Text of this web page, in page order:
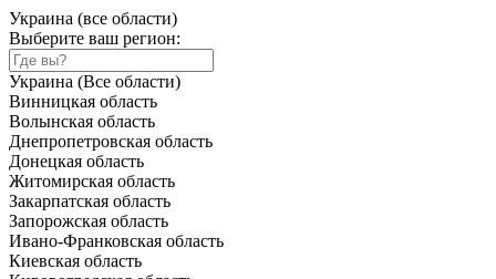
Украина (все области)
Выберите ваш регион:
Украина (Все области)
Винницкая область
Волынская область
Днепропетровская область
Донецкая область
Житомирская область
Закарпатская область
Запорожская область
Ивано-Франковская область
Киевская область